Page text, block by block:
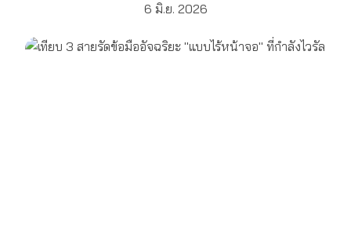
6 มิ.ย. 2026